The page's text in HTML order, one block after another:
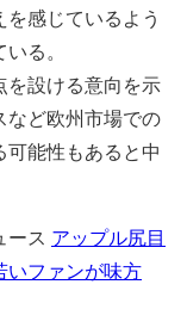
感じているよう
る。
を設ける意向を示
など欧州市場での
能性もあると中
ース アップル尻目
いファンが味方